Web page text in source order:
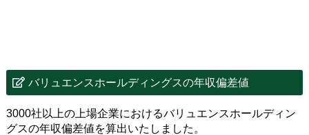
バリュエンスホールディングスの年収偏差値
3000社以上の上場企業におけるバリュエンスホールディン
グスの年収偏差値を算出いたしました。